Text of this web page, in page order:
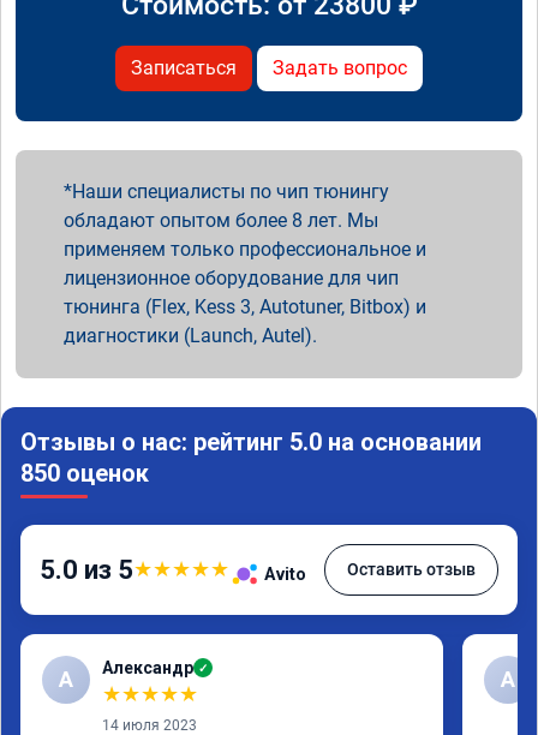
Записаться Задать вопрос
Наши специалисты по чип тюнингу
обладают опытом более 8 лет. Мы
применяем только профессиональное и
лицензионное оборудование для чип
тюнинга (Flex, Kess 3, Autotuner, Bitbox) и
диагностики (Launch, Autel).
Отзывы о нас: рейтинг 5.0 на основании
850 оценок
5.0 из 5★★★★★ Avito Оставить отзыв
А Александр ✓
★★★★★
14 июля 2023
А